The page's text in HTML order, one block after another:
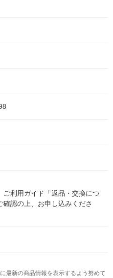
ご利用ガイド「返品・交換につ
確認の上、お申し込みくださ
最新の商品情報を表示するよう努めて